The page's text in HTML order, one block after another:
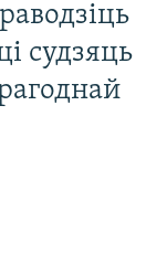
cудзяць